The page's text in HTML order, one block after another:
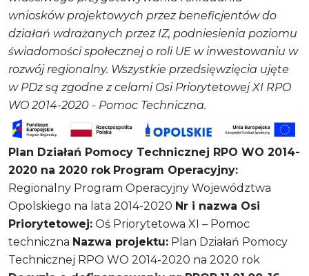
wniosków projektowych przez beneficjentów do
działań wdrażanych przez IZ, podniesienia poziomu
świadomości społecznej o roli UE w inwestowaniu w
rozwój regionalny. Wszystkie przedsięwzięcia ujęte
w PDz są zgodne z celami Osi Priorytetowej XI RPO
WO 2014-2020 - Pomoc Techniczna.
Plan Działań Pomocy Technicznej RPO WO 2014-
2020 na 2020 rok Program Operacyjny:
Regionalny Program Operacyjny Województwa
Opolskiego na lata 2014-2020 Nr i nazwa Osi
Priorytetowej: Oś Priorytetowa XI – Pomoc
techniczna Nazwa projektu: Plan Działań Pomocy
Technicznej RPO WO 2014-2020 na 2020 rok